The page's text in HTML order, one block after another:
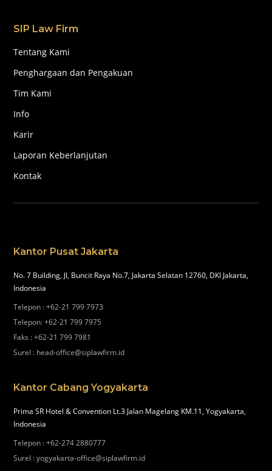
SIP Law Firm
Tentang Kami
Penghargaan dan Pengakuan
Tim Kami
Info
Karir
Laporan Keberlanjutan
Kontak
Kantor Pusat Jakarta
No. 7 Building, Jl, Buncit Raya No.7, Jakarta Selatan 12760, DKI Jakarta,
Indonesia
Telepon :+62-21 799 7973
Telepon:+62-21 799 7975
Faks :+62-21 799 7981
Surel : head-office@siplawfirm.id
Kantor Cabang Yogyakarta
Prima SR Hotel & Convention Lt.3 Jalan Magelang KM.11, Yogyakarta,
Indonesia
Telepon :+62-274 2880777
Surel :yogyakarta-office@siplawfirm.id